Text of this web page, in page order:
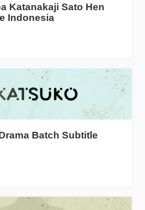
Katanakaji Sato Hen
Indonesia
Batch Subtitle